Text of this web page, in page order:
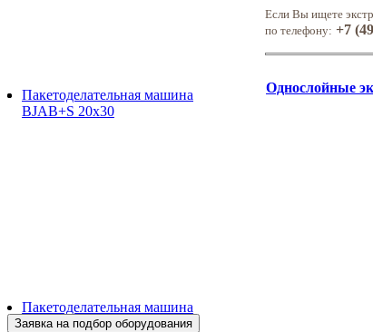
Пакетоделательная машина
BJAB+S 20x30
Пакетоделательная машина
BJAF+S 40*2M
Если Вы ищете
по телефону: +7
Однослойные